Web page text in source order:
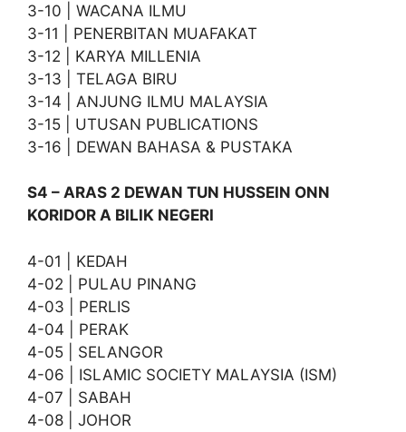
3-10 | WACANA ILMU
3-11 | PENERBITAN MUAFAKAT
3-12 | KARYA MILLENIA
3-13 | TELAGA BIRU
3-14 | ANJUNG ILMU MALAYSIA
3-15 | UTUSAN PUBLICATIONS
3-16 | DEWAN BAHASA & PUSTAKA
S4 – ARAS 2 DEWAN TUN HUSSEIN ONN
KORIDOR A BILIK NEGERI
4-01 | KEDAH
4-02 | PULAU PINANG
4-03 | PERLIS
4-04 | PERAK
4-05 | SELANGOR
4-06 | ISLAMIC SOCIETY MALAYSIA (ISM)
4-07 | SABAH
4-08 | JOHOR